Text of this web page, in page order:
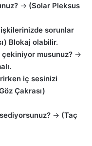
→ (Solar Pleksus
sorunlar
Blokaj olabilir.
musunuz? →
iç sesinizi
Çakrası)
→ (Taç